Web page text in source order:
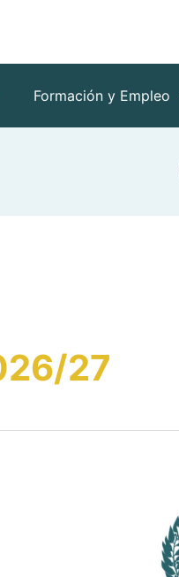
Formación y Empleo
27